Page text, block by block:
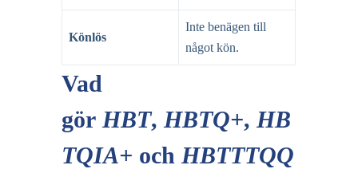
Könlös
Inte benägen till
något kön.
Vad
görHBT,HBTQ+,HB
TQIA+ ochHBTTTQQ